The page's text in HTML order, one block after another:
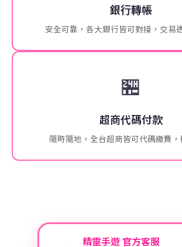
銀行轉帳
安全可靠，各大銀行皆可對接，交易
🏪
超商代碼付款
隨時隨地，全台超商皆可代碼繳費
精靈手遊 官方客服